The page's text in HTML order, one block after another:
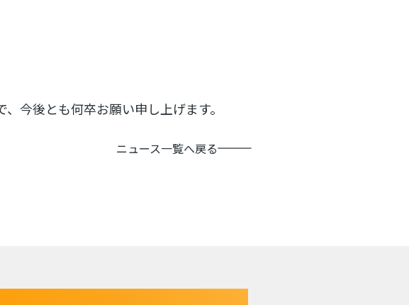
今後とも何卒お願い申し上げます。
ニュース一覧へ戻る